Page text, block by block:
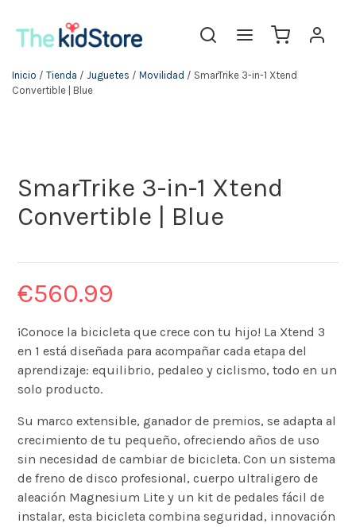
Inicio / Tienda / Juguetes / Movilidad / SmarTrike 3-in-1 Xtend
Convertible | Blue
SmarTrike 3-in-1 Xtend
Convertible | Blue
€560.99
¡Conoce la bicicleta que crece con tu hijo! La Xtend 3
en 1 está diseñada para acompañar cada etapa del
aprendizaje: equilibrio, pedaleo y ciclismo, todo en un
solo producto.
Su marco extensible, ganador de premios, se adapta al
crecimiento de tu pequeño, ofreciendo años de uso
sin necesidad de cambiar de bicicleta. Con un sistema
de freno de disco profesional, cuerpo ultraligero de
aleación Magnesium Lite y un kit de pedales fácil de
instalar, esta bicicleta combina seguridad, innovación